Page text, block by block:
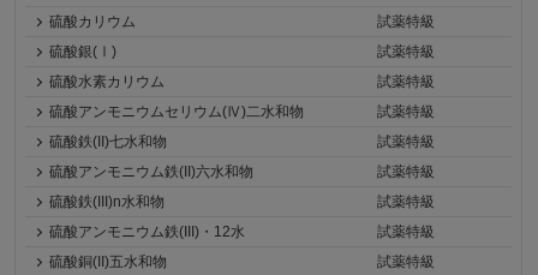
硫酸カリウム
試薬特級
硫酸銀(Ⅰ)
試薬特級
硫酸水素カリウム
試薬特級
硫酸アンモニウムセリウム(Ⅳ)二水和物
試薬特級
硫酸鉄(II)七水和物
試薬特級
硫酸アンモニウム鉄(II)六水和物
試薬特級
硫酸鉄(III)n水和物
試薬特級
硫酸アンモニウム鉄(III)・12水
試薬特級
硫酸銅(II)五水和物
試薬特級